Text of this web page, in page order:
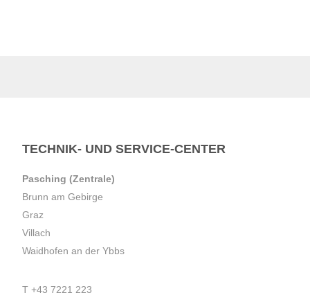
TECHNIK- UND SERVICE-CENTER
Pasching (Zentrale)
Brunn am Gebirge
Graz
Villach
Waidhofen an der Ybbs
T +43 7221 223